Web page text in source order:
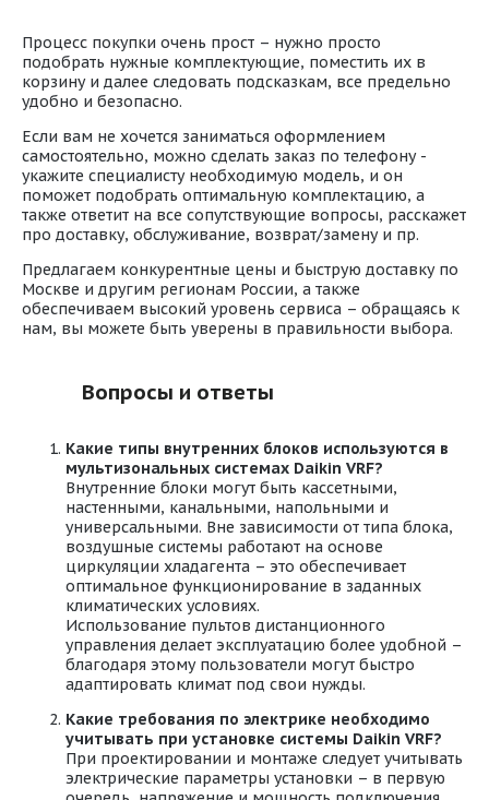
Процесс покупки очень прост – нужно просто
подобрать нужные комплектующие, поместить их в
корзину и далее следовать подсказкам, все предельно
удобно и безопасно.
Если вам не хочется заниматься оформлением
самостоятельно, можно сделать заказ по телефону -
укажите специалисту необходимую модель, и он
поможет подобрать оптимальную комплектацию, а
также ответит на все сопутствующие вопросы, расскажет
про доставку, обслуживание, возврат/замену и пр.
Предлагаем конкурентные цены и быструю доставку по
Москве и другим регионам России, а также
обеспечиваем высокий уровень сервиса – обращаясь к
нам, вы можете быть уверены в правильности выбора.
Вопросы и ответы
Какие типы внутренних блоков используются в
мультизональных системах Daikin VRF?
Внутренние блоки могут быть кассетными,
настенными, канальными, напольными и
универсальными. Вне зависимости от типа блока,
воздушные системы работают на основе
циркуляции хладагента – это обеспечивает
оптимальное функционирование в заданных
климатических условиях.
Использование пультов дистанционного
управления делает эксплуатацию более удобной –
благодаря этому пользователи могут быстро
адаптировать климат под свои нужды.
Какие требования по электрике необходимо
учитывать при установке системы Daikin VRF?
При проектировании и монтаже следует учитывать
электрические параметры установки – в первую